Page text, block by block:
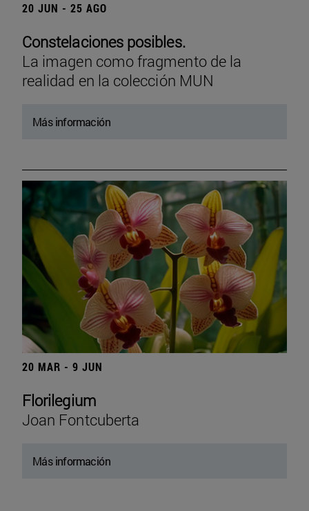
20 JUN - 25 AGO
Constelaciones posibles.
La imagen como fragmento de la
realidad en la colección MUN
Más información
20 MAR - 9 JUN
Florilegium
Joan Fontcuberta
Más información